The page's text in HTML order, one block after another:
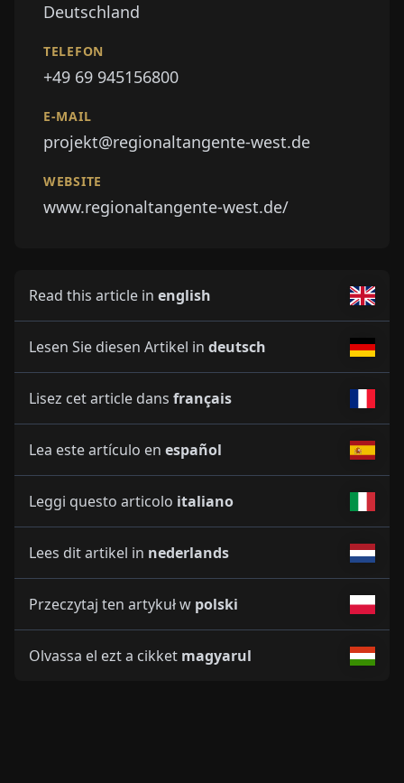
Deutschland
TELEFON
+49 69 945156800
E-MAIL
projekt@regionaltangente-west.de
WEBSITE
www.regionaltangente-west.de/
Read this article in english
Lesen Sie diesen Artikel in deutsch
Lisez cet article dans français
Lea este artículo en español
Leggi questo articolo italiano
Lees dit artikel in nederlands
Przeczytaj ten artykuł w polski
Olvassa el ezt a cikket magyarul